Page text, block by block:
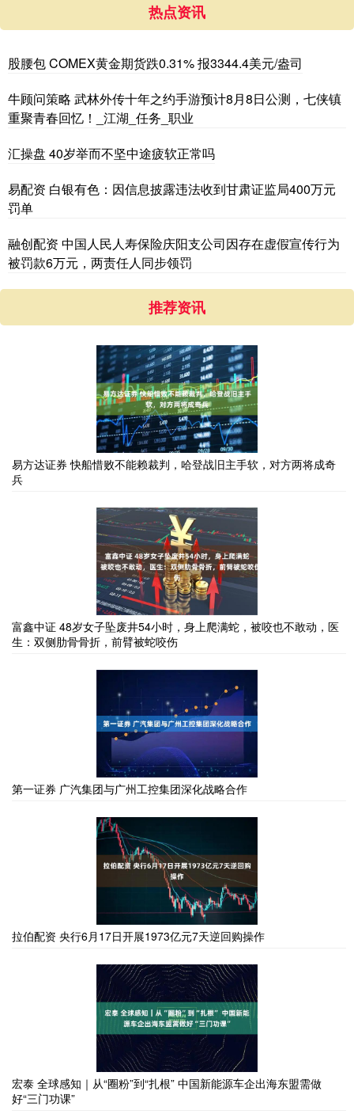
热点资讯
股腰包 COMEX黄金期货跌0.31% 报3344.4美元/盎司
牛顾问策略 武林外传十年之约手游预计8月8日公测，七侠镇
重聚青春回忆！_江湖_任务_职业
汇操盘 40岁举而不坚中途疲软正常吗
易配资 白银有色：因信息披露违法收到甘肃证监局400万元
罚单
融创配资 中国人民人寿保险庆阳支公司因存在虚假宣传行为
被罚款6万元，两责任人同步领罚
推荐资讯
易方达证券 快船惜败不能赖裁判，哈登战旧主手软，对方两将成奇
兵
富鑫中证 48岁女子坠废井54小时，身上爬满蛇，被咬也不敢动，医
生：双侧肋骨骨折，前臂被蛇咬伤
第一证券 广汽集团与广州工控集团深化战略合作
拉伯配资 央行6月17日开展1973亿元7天逆回购操作
宏泰 全球感知｜从“圈粉”到“扎根” 中国新能源车企出海东盟需做
好“三门功课”